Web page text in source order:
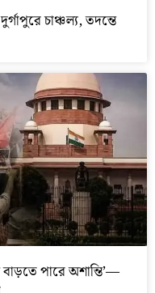
চাঞ্চল্য, তদন্তে
পারে অশান্তি’—